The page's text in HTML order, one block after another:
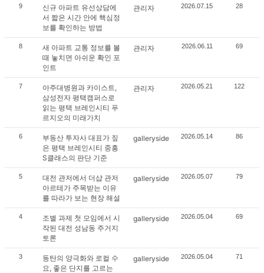
9
신규 아파트 유선상담에
서 짧은 시간 안에 핵심정
보를 확인하는 방법
관리자 2026.07.15 28
8
새 아파트 교통 정보를 볼
때 놓치면 아쉬운 확인 포
인트
관리자 2026.06.11 69
7
아주대병원과 카이스트,
삼성전자 평택캠퍼스로
읽는 평택 브레인시티 푸
르지오의 미래가치
관리자 2026.05.21 122
6
부동산 투자사 대표가 짚
은 평택 브레인시티 중흥
S클래스의 판단 기준
galleryside 2026.05.14 86
5
대전 관저에서 더샵 관저
아르테가 주목받는 이유
를 따라가 보는 현장 해설
galleryside 2026.05.07 79
4
조별 과제 첫 모임에서 시
작된 대전 성남동 주거지
토론
galleryside 2026.05.04 69
3
동탄의 양극화와 로컬 수
요, 좋은 단지를 고르는
galleryside 2026.05.04 71